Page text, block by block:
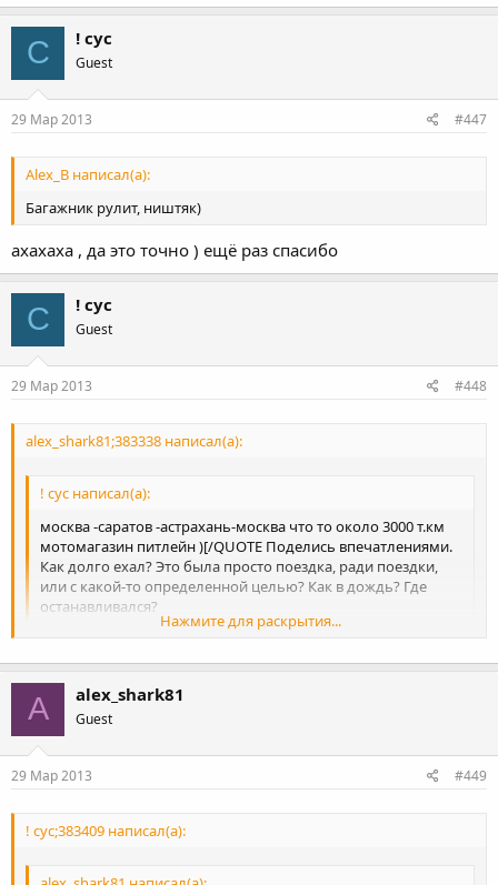
С ! сус
Guest
29 Мар 2013 #447
Alex_B написал(а):
Багажник рулит, ништяк)
ахахаха , да это точно ) ещё раз спасибо
С ! сус
Guest
29 Мар 2013 #448
alex_shark81;383338 написал(а):
! сус написал(а):
москва -саратов -астрахань-москва что то около 3000 т.км
мотомагазин питлейн )[/QUOTE Поделись впечатлениями.
Как долго ехал? Это была просто поездка, ради поездки,
или с какой-то определенной целью? Как в дождь? Где
останавливался?
не попадал , единственное не прогадал что ночью так холодно
будет (свиторок бы не помешал ) , останавливался у знакомых )
, расказывать можно долго как всё было ах.....но )
Нажмите для раскрытия...
A alex_shark81
Guest
29 Мар 2013 #449
! сус;383409 написал(а):